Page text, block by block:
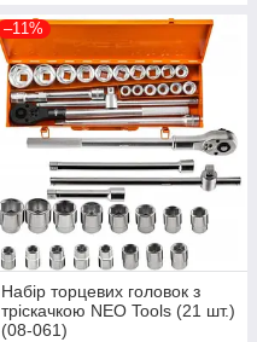
–11%
Набір торцевих головок з
тріскачкою NEO Tools (21 шт.)
(08-061)